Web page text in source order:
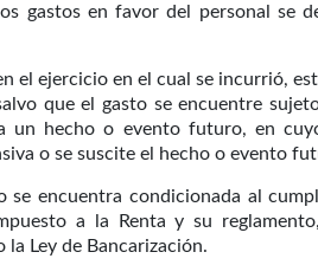
gastos en favor del personal se
el ejercicio en el cual se incurrió,
que el gasto se encuentre
un hecho o evento futuro, en
o se suscite el hecho o evento
se encuentra condicionada al
a la Renta y su
Ley de Bancarización.